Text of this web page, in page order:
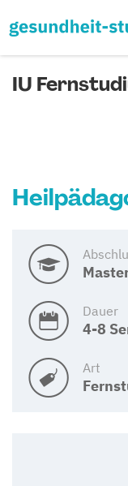
IU
Dauer
4-8
Art